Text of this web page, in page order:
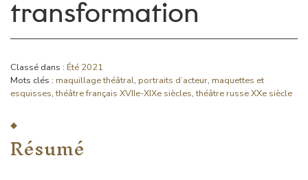
transformation
Classé dans : Été 2021
Mots clés : maquillage théâtral, portraits d’acteur, maquettes et
esquisses,théâtre français XVIIe-XIXe siècles,théâtre russe XXe siècle
Résumé